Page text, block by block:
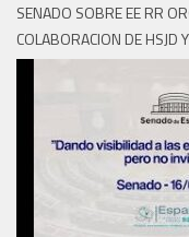
SENADO SOBRE EE RR
COLABORACION DE HSJD